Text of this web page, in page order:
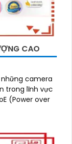
CAO
những camera
trong lĩnh vực